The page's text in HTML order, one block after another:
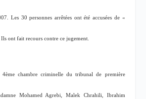
Les 30 personnes arrêtées ont été accusées de «
ont fait recours contre ce jugement.
4ème chambre criminelle du tribunal de première
Mohamed Agrebi, Malek Chrahili, Ibrahim